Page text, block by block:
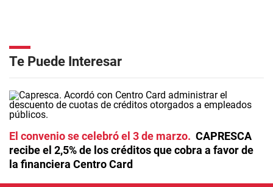
Te Puede Interesar
El convenio se celebró el 3 de marzo
CAPRESCA
recibe el 2,5% de los créditos que cobra a favor de
la financiera Centro Card